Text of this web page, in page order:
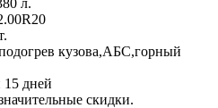
кузова,АБС,горный
15 дней
скидки.